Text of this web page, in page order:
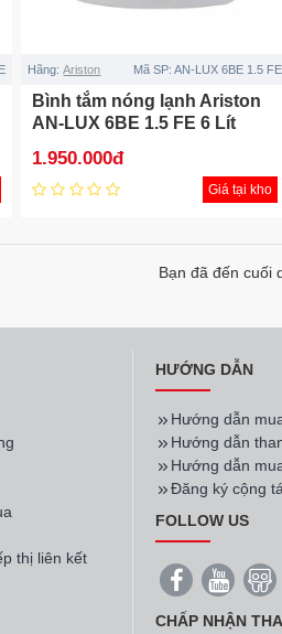
Hãng: Ariston Mã SP: AN-LUX 6BE 1.5 FE
Bình tắm nóng lạnh Ariston
AN-LUX 6BE 1.5 FE 6 Lít
1.950.000đ
Giá tại kho
Bạn đã đến cuối
thị liên kết
HƯỚNG DẪN
Hướng dẫn
Hướng dẫn
Hướng dẫn
Đăng ký cộng
FOLLOW US
CHẤP NHẬN